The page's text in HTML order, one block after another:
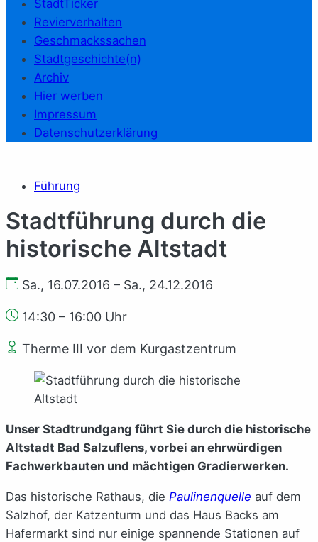
StadtTicker
Revierverhalten
Geschmackssachen
Stadtgeschichte(n)
Archiv
Hier werben
Impressum
Datenschutzerklärung
Führung
Stadtführung durch die
historische Altstadt
Sa., 16.07.2016 – Sa., 24.12.2016
14:30 – 16:00 Uhr
Therme III vor dem Kurgastzentrum
Unser Stadtrundgang führt Sie durch die historische
Altstadt Bad Salzuflens, vorbei an ehrwürdigen
Fachwerkbauten und mächtigen Gradierwerken.
Das historische Rathaus, die Paulinenquelle auf dem
Salzhof, der Katzenturm und das Haus Backs am
Hafermarkt sind nur einige spannende Stationen auf